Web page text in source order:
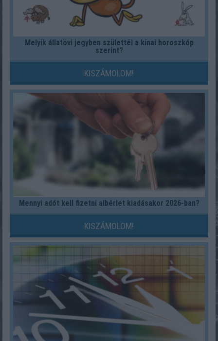
Melyik állatövi jegyben születtél a kínai horoszkóp
szerint?
KISZÁMOLOM!
Mennyi adót kell fizetni albérlet kiadásakor 2026-ban?
KISZÁMOLOM!